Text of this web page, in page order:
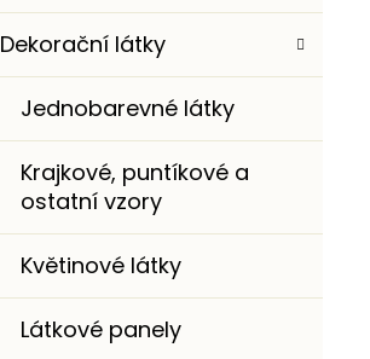
Dekorační látky
Jednobarevné látky
Krajkové, puntíkové a
ostatní vzory
Květinové látky
Látkové panely